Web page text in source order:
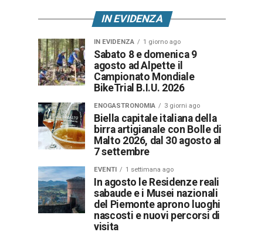
IN EVIDENZA
IN EVIDENZA 1 giorno ago
Sabato 8 e domenica 9
agosto ad Alpette il
Campionato Mondiale
BikeTrial B.I.U. 2026
ENOGASTRONOMIA 3 giorni ago
Biella capitale italiana della
birra artigianale con Bolle di
Malto 2026, dal 30 agosto al
7 settembre
EVENTI 1 settimana ago
In agosto le Residenze reali
sabaude e i Musei nazionali
del Piemonte aprono luoghi
nascosti e nuovi percorsi di
visita